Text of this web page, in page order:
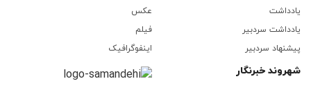
یادداشت
یادداشت سردبیر
پیشنهاد سردبیر
عکس
فیلم
اینفوگرافیک
شهروند خبرنگار